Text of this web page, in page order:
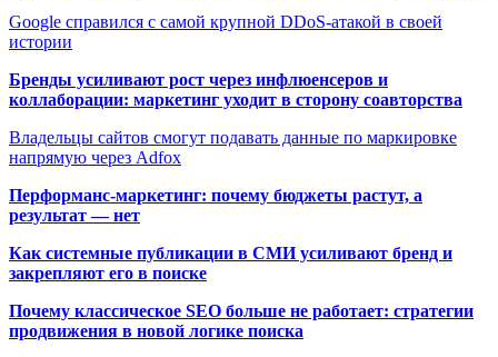
Google справился с самой крупной DDoS-атакой в своей
истории
Бренды усиливают рост через инфлюенсеров и
коллаборации: маркетинг уходит в сторону соавторства
Владельцы сайтов смогут подавать данные по маркировке
напрямую через Adfox
Перформанс-маркетинг: почему бюджеты растут, а
результат — нет
Как системные публикации в СМИ усиливают бренд и
закрепляют его в поиске
Почему классическое SEO больше не работает: стратегии
продвижения в новой логике поиска